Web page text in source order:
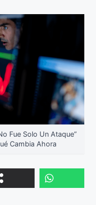
Fue Solo Un Ataque”
Cambia Ahora